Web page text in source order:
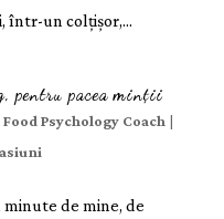
într-un colțișor,...
pentru pacea minții
Psychology Coach |
de mine, de